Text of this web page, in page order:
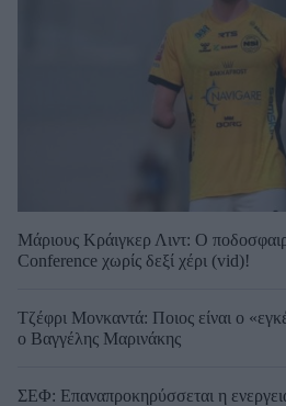
Μάριους Κράιγκερ Λιντ: Ο
Conference χωρίς δεξί χέρι (vid)!
Τζέφρι Μονκαντά: Ποιος είναι ο
ο Βαγγέλης Μαρινάκης
ΣΕΦ: Επαναπροκηρύσσεται η